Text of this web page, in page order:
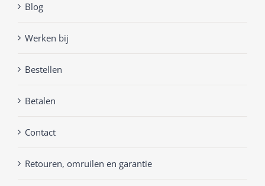
Blog
Werken bij
Bestellen
Betalen
Contact
Retouren, omruilen en garantie